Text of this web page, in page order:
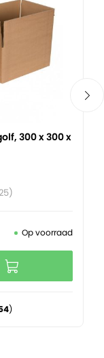
300 x 300 x
Op voorraad
)